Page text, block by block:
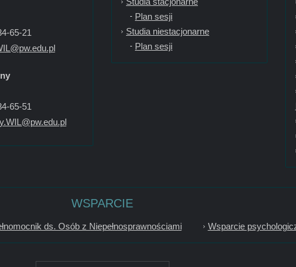
65-21
65-51
Plan sesji
Studia niestacjonarne
Plan sesji
WSPARCIE
ds. Osób z Niepełnosprawnościami Wsparcie